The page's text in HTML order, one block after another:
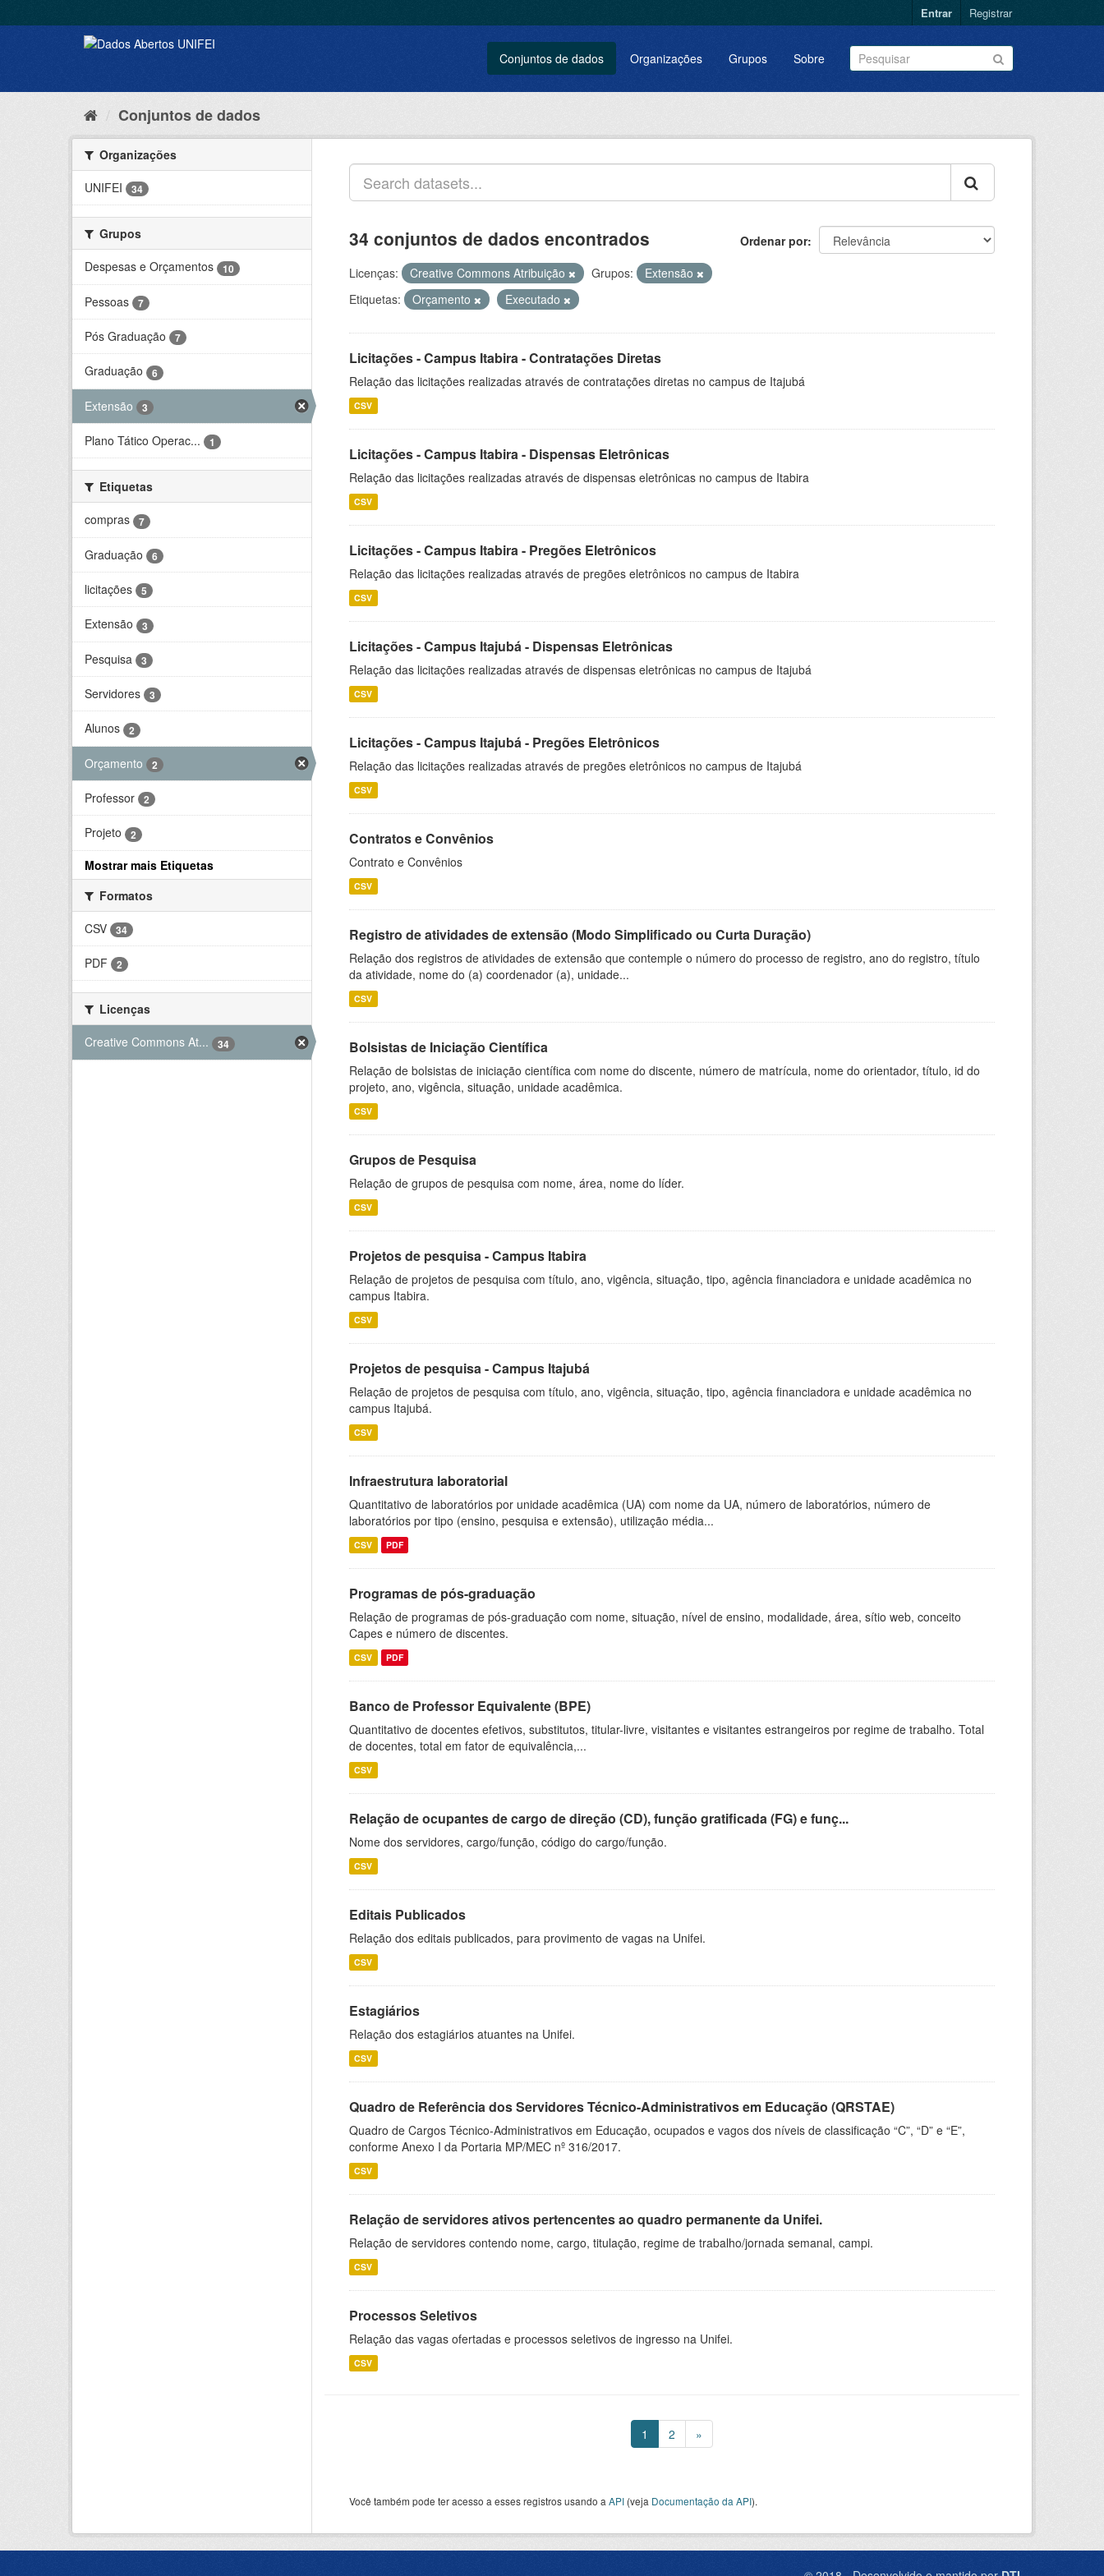
Entrar Registrar
Conjuntos de dados Organizações Grupos Sobre
Conjuntos de dados
Organizações
UNIFEI
34
Grupos
Despesas e Orçamentos
10
Pessoas 7
Pós Graduação 7
Graduação 6
Extensão 3
Plano Tático Operac... 1
Etiquetas
compras
7
Graduação 6
licitações 5
Extensão 3
Pesquisa 3
Servidores 3
Alunos 2
Orçamento 2
Professor 2
Projeto 2
Mostrar mais Etiquetas
Formatos
CSV
34
PDF 2
Licenças
Creative Commons At...
34
Ordenar por
34 conjuntos de dados encontrados
Licenças: Creative Commons Atribuição Grupos:
Extensão
Etiquetas:
Orçamento Executado
Licitações - Campus Itabira - Contratações Diretas
Relação das licitações realizadas através de contratações diretas no campus de Itajubá
CSV
Licitações - Campus Itabira - Dispensas Eletrônicas
Relação das licitações realizadas através de dispensas eletrônicas no campus de Itabira
CSV
Licitações - Campus Itabira - Pregões Eletrônicos
Relação das licitações realizadas através de pregões eletrônicos no campus de Itabira
CSV
Licitações - Campus Itajubá - Dispensas Eletrônicas
Relação das licitações realizadas através de dispensas eletrônicas no campus de Itajubá
CSV
Licitações - Campus Itajubá - Pregões Eletrônicos
Relação das licitações realizadas através de pregões eletrônicos no campus de Itajubá
CSV
Contratos e Convênios
Contrato e Convênios
CSV
Registro de atividades de extensão (Modo Simplificado ou Curta Duração)
Relação dos registros de atividades de extensão que contemple o número do processo de registro, ano do registro, título
da atividade, nome do (a) coordenador (a), unidade...
CSV
Bolsistas de Iniciação Científica
Relação de bolsistas de iniciação científica com nome do discente, número de matrícula, nome do orientador, título, id do
projeto, ano, vigência, situação, unidade acadêmica.
CSV
Grupos de Pesquisa
Relação de grupos de pesquisa com nome, área, nome do líder.
CSV
Projetos de pesquisa - Campus Itabira
Relação de projetos de pesquisa com título, ano, vigência, situação, tipo, agência financiadora e unidade acadêmica no
campus Itabira.
CSV
Projetos de pesquisa - Campus Itajubá
Relação de projetos de pesquisa com título, ano, vigência, situação, tipo, agência financiadora e unidade acadêmica no
campus Itajubá.
CSV
Infraestrutura laboratorial
Quantitativo de laboratórios por unidade acadêmica (UA) com nome da UA, número de laboratórios, número de
laboratórios por tipo (ensino, pesquisa e extensão), utilização média...
CSV PDF
Programas de pós-graduação
Relação de programas de pós-graduação com nome, situação, nível de ensino, modalidade, área, sítio web, conceito
Capes e número de discentes.
CSV PDF
Banco de Professor Equivalente (BPE)
Quantitativo de docentes efetivos, substitutos, titular-livre, visitantes e visitantes estrangeiros por regime de trabalho. Total
de docentes, total em fator de equivalência,...
CSV
Relação de ocupantes de cargo de direção (CD), função gratificada (FG) e funç...
Nome dos servidores, cargo/função, código do cargo/função.
CSV
Editais Publicados
Relação dos editais publicados, para provimento de vagas na Unifei.
CSV
Estagiários
Relação dos estagiários atuantes na Unifei.
CSV
Quadro de Referência dos Servidores Técnico-Administrativos em Educação (QRSTAE)
Quadro de Cargos Técnico-Administrativos em Educação, ocupados e vagos dos níveis de classificação “C”, “D” e “E”,
conforme Anexo I da Portaria MP/MEC nº 316/2017.
CSV
Relação de servidores ativos pertencentes ao quadro permanente da Unifei.
Relação de servidores contendo nome, cargo, titulação, regime de trabalho/jornada semanal, campi.
CSV
Processos Seletivos
Relação das vagas ofertadas e processos seletivos de ingresso na Unifei.
CSV
1 2 »
Você também pode ter acesso a esses registros usando a API (veja Documentação da API).